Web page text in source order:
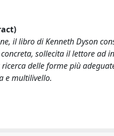
il libro di Kenneth Dyson
sollecita il lettore ad
delle forme più
e multilivello.